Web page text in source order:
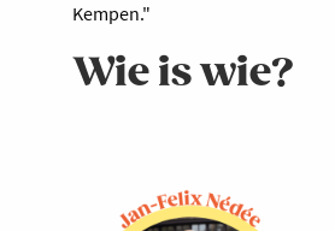
Kempen."
Wie is wie?